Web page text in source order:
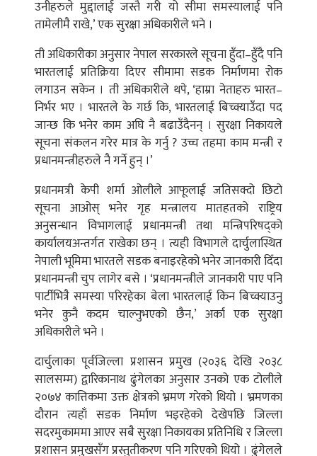
उनीहरुले मुद्दालाई जस्तै गरी यो सीमा समस्यालाई पनि
तामेलीमै राखे,’ एक सुरक्षा अधिकारीले भने ।
ती अधिकारीका अनुसार नेपाल सरकारले सूचना हुँदा–हुँदै पनि
भारतलाई प्रतिक्रिया दिएर सीमामा सडक निर्माणमा रोक
लगाउन सकेन । ती अधिकारीले थपे, ‘हाम्रा नेताहरु भारत–
निर्भर भए । भारतले के गर्छ कि, भारतलाई बिच्क्याउँदा पद
जान्छ कि भनेर काम अघि नै बढाउँदैनन् । सुरक्षा निकायले
सूचना संकलन गरेर मात्र के गर्नु ? उच्च तहमा काम मन्त्री र
प्रधानमन्त्रीहरुले नै गर्ने हुन् ।’
प्रधानमत्री केपी शर्मा ओलीले आफूलाई जतिसक्दो छिटो
सूचना आओस् भनेर गृह मन्त्रालय मातहतको राष्ट्रिय
अनुसन्धान विभागलाई प्रधानमन्त्री तथा मन्त्रिपरिषद्को
कार्यालयअन्तर्गत राखेका छन् । त्यही विभागले दार्चुलास्थित
नेपाली भूमिमा भारतले सडक बनाइरहेको भनेर जानकारी दिँदा
प्रधानमन्त्री चुप लागेर बसे । ‘प्रधानमन्त्रीले जानकारी पाए पनि
पार्टीभित्रै समस्या परिरहेका बेला भारतलाई किन बिच्क्याउनु
भनेर कुनै कदम चाल्नुभएको छैन,’ अर्का एक सुरक्षा
अधिकारीले भने ।
दार्चुलाका पूर्वजिल्ला प्रशासन प्रमुख (२०३६ देखि २०३८
सालसम्म) द्वारिकानाथ ढुंगेलका अनुसार उनको एक टोलीले
२०७४ कात्तिकमा उक्त क्षेत्रको भ्रमण गरेको थियो । भ्रमणका
दौरान त्यहाँ सडक निर्माण भइरहेको देखेपछि जिल्ला
सदरमुकाममा आएर सबै सुरक्षा निकायका प्रतिनिधि र जिल्ला
प्रशासन प्रमुखसँग प्रस्तुतीकरण पनि गरिएको थियो । ढुंगेलले